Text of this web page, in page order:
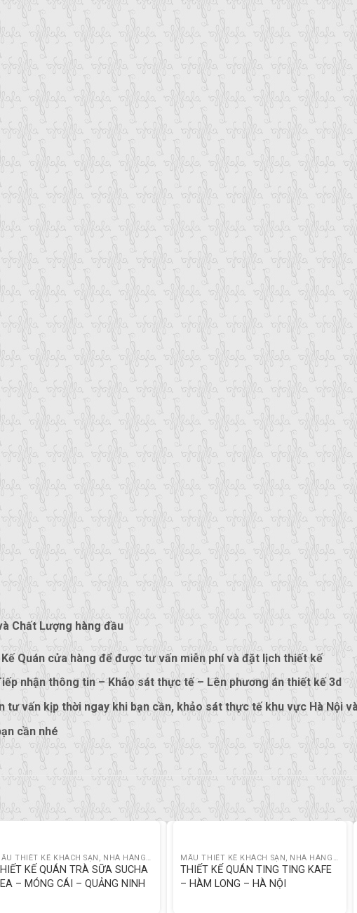
Chất Lượng hàng đầu
Quán cửa hàng để được tư vấn miễn phí và đặt lịch thiết kế
nhận thông tin – Khảo sát thực tế – Lên phương án thiết kế 3d
tư vấn kịp thời ngay khi bạn cần, khảo sát thực tế khu vực Hà Nội
cần nhé
KẾ QUÁN TRÀ SỮA SUCHA
– MÓNG CÁI – QUẢNG NINH
THIẾT KẾ QUÁN TING TING KAFE
– HÀM LONG – HÀ NỘI